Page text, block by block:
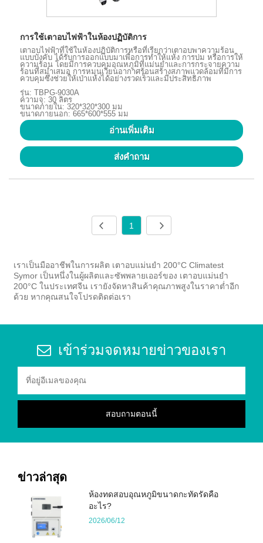
การใช้เตาอบไฟฟ้าในห้องปฏิบัติการ
เตาอบไฟฟ้าที่ใช้ในห้องปฏิบัติการหรือที่เรียกว่าเตาอบพาความร้อน
แบบบังคับ ได้รับการออกแบบมาเพื่อการทำให้แห้ง การบ่ม หรือการให้
ความร้อน โดยมีการควบคุมอุณหภูมิที่แม่นยำและการกระจายความ
ร้อนที่สม่ำเสมอ การหมุนเวียนอากาศร้อนสร้างสภาพแวดล้อมที่มีการ
ควบคุมซึ่งช่วยให้เป่าแห้งได้อย่างรวดเร็วและมีประสิทธิภาพ
รุ่น: TBPG-9030A
ความจุ: 30 ลิตร
ขนาดภายใน: 320*320*300 มม
ขนาดภายนอก: 665*600*555 มม
อ่านเพิ่มเติม
ส่งคำถาม
1
เราเป็นมืออาชีพในการผลิต เตาอบแม่นยำ 200°C Climatest
Symor เป็นหนึ่งในผู้ผลิตและซัพพลายเออร์ของ เตาอบแม่นยำ
200°C ในประเทศจีน เรายังจัดหาสินค้าคุณภาพสูงในราคาต่ำอีก
ด้วย หากคุณสนใจโปรดติดต่อเรา
เข้าร่วมจดหมายข่าวของเรา
ข่าวล่าสุด
ห้องทดสอบอุณหภูมิขนาดกะทัดรัดคือ
อะไร?
2026/06/12